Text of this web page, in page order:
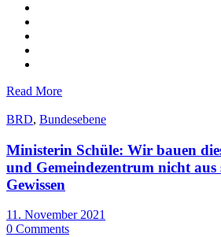
Read More
BRD, Bundesebene
Ministerin Schüle: Wir bauen
und Gemeindezentrum nicht aus
Gewissen
11. November 2021
0 Comments